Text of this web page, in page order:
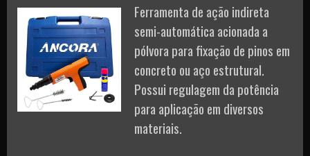
Ferramenta de ação indireta
semi-automática acionada a
pólvora para fixação de pinos em
concreto ou aço estrutural.
Possui regulagem da potência
para aplicação em diversos
materiais.